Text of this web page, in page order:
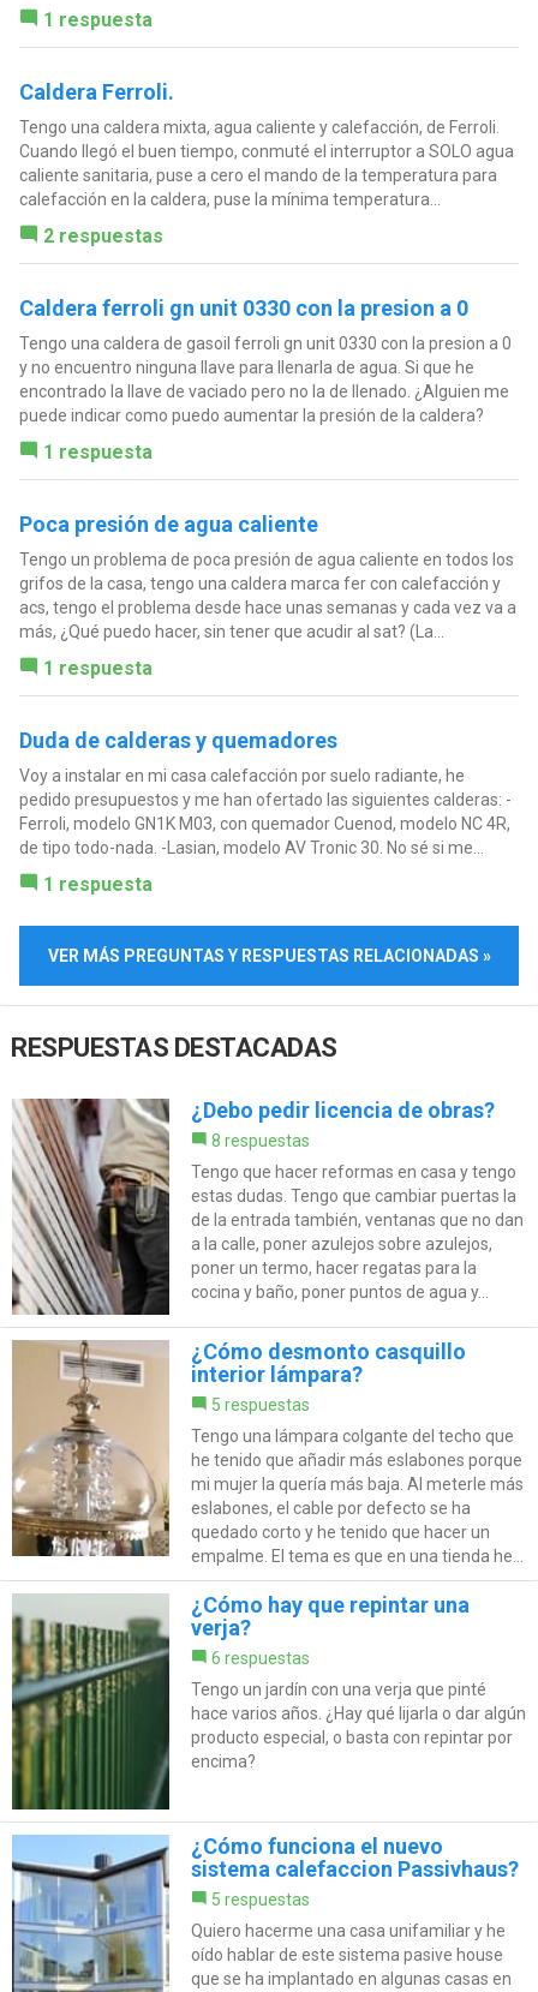
1 respuesta
Caldera Ferroli.
Tengo una caldera mixta, agua caliente y calefacción, de Ferroli.
Cuando llegó el buen tiempo, conmuté el interruptor a SOLO agua
caliente sanitaria, puse a cero el mando de la temperatura para
calefacción en la caldera, puse la mínima temperatura...
2 respuestas
Caldera ferroli gn unit 0330 con la presion a 0
Tengo una caldera de gasoil ferroli gn unit 0330 con la presion a 0
y no encuentro ninguna llave para llenarla de agua. Si que he
encontrado la llave de vaciado pero no la de llenado. ¿Alguien me
puede indicar como puedo aumentar la presión de la caldera?
1 respuesta
Poca presión de agua caliente
Tengo un problema de poca presión de agua caliente en todos los
grifos de la casa, tengo una caldera marca fer con calefacción y
acs, tengo el problema desde hace unas semanas y cada vez va a
más, ¿Qué puedo hacer, sin tener que acudir al sat? (La...
1 respuesta
Duda de calderas y quemadores
Voy a instalar en mi casa calefacción por suelo radiante, he
pedido presupuestos y me han ofertado las siguientes calderas: -
Ferroli, modelo GN1K M03, con quemador Cuenod, modelo NC 4R,
de tipo todo-nada. -Lasian, modelo AV Tronic 30. No sé si me...
1 respuesta
VER MÁS PREGUNTAS Y RESPUESTAS RELACIONADAS »
RESPUESTAS DESTACADAS
¿Debo pedir licencia de obras?
8 respuestas
Tengo que hacer reformas en casa y tengo
estas dudas. Tengo que cambiar puertas la
de la entrada también, ventanas que no dan
a la calle, poner azulejos sobre azulejos,
poner un termo, hacer regatas para la
cocina y baño, poner puntos de agua y...
¿Cómo desmonto casquillo
interior lámpara?
5 respuestas
Tengo una lámpara colgante del techo que
he tenido que añadir más eslabones porque
mi mujer la quería más baja. Al meterle más
eslabones, el cable por defecto se ha
quedado corto y he tenido que hacer un
empalme. El tema es que en una tienda he...
¿Cómo hay que repintar una
verja?
6 respuestas
Tengo un jardín con una verja que pinté
hace varios años. ¿Hay qué lijarla o dar algún
producto especial, o basta con repintar por
encima?
¿Cómo funciona el nuevo
sistema calefaccion Passivhaus?
5 respuestas
Quiero hacerme una casa unifamiliar y he
oído hablar de este sistema pasive house
que se ha implantado en algunas casas en